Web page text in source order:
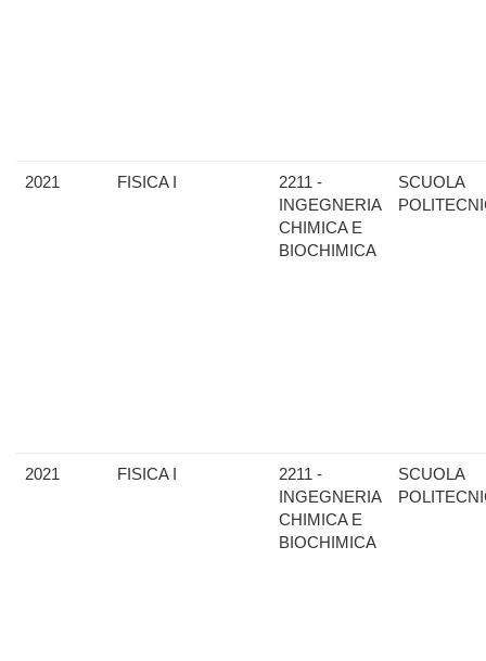
2021 FISICA I
2211 -
INGEGNERIA
CHIMICA E
BIOCHIMICA
SCUOLA
2021 FISICA I
2211 -
INGEGNERIA
CHIMICA E
BIOCHIMICA
SCUOLA